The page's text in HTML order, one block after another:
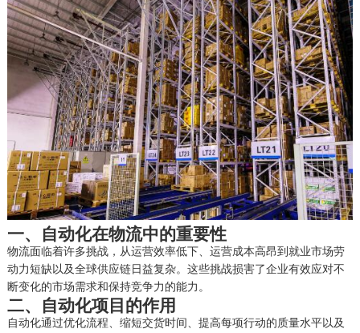
一、 自动化在物流中的重要性
物流面临着许多挑战，从运营效率低下、运营成本高昂到就业市场劳
动力短缺以及全球供应链日益复杂。这些挑战损害了企业有效应对不
断变化的市场需求和保持竞争力的能力。
二、 自动化项目的作用
自动化通过优化流程、缩短交货时间、提高每项行动的质量水平以及